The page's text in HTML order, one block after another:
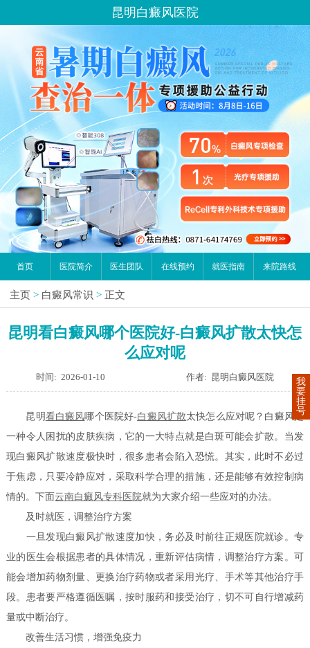
昆明白癜风医院
首页 医院简介 医生团队 在线预约 就医指南 来院路线
主页 > 白癜风常识 > 正文
昆明看白癜风哪个医院好-白癜风扩散太快怎
么应对呢
时间: 2026-01-10 作者: 昆明白癜风医院
昆明看白癜风哪个医院好-白癜风扩散太快怎么应对呢？白癜风是
一种令人困扰的皮肤疾病，它的一大特点就是白斑可能会扩散。当发
现白癜风扩散速度极快时，很多患者会陷入恐慌。其实，此时不必过
于焦虑，只要冷静应对，采取科学合理的措施，还是能够有效控制病
情的。下面云南白癜风专科医院就为大家介绍一些应对的办法。
及时就医，调整治疗方案
一旦发现白癜风扩散速度加快，务必及时前往正规医院就诊。专
业的医生会根据患者的具体情况，重新评估病情，调整治疗方案。可
能会增加药物剂量、更换治疗药物或者采用光疗、手术等其他治疗手
段。患者要严格遵循医嘱，按时服药和接受治疗，切不可自行增减药
量或中断治疗。
改善生活习惯，增强免疫力
我
要
挂
号